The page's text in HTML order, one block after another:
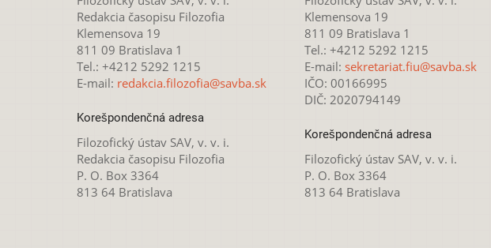
Redakcia časopisu Filozofia
Klemensova 19
811 09 Bratislava 1
Tel.: +4212 5292 1215
E-mail: redakcia.filozofia@savba.sk
Korešpondenčná adresa
Filozofický ústav SAV, v. v. i.
Redakcia časopisu Filozofia
P. O. Box 3364
813 64 Bratislava
Klemensova 19
811 09 Bratislava 1
Tel.: +4212 5292 1215
E-mail: sekretariat.fiu@savba.sk
IČO: 00166995
DIČ: 2020794149
Korešpondenčná adresa
Filozofický ústav SAV, v. v. i.
P. O. Box 3364
813 64 Bratislava